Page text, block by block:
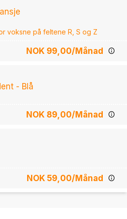
NOK 99,00/Månad
- Blå
NOK 89,00/Månad
NOK 59,00/Månad